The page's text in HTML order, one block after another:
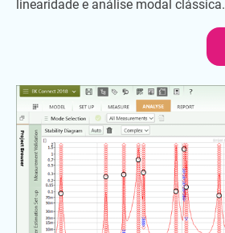
linearidade e análise modal clássica.